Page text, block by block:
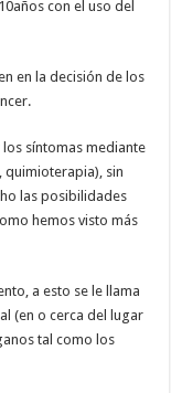
con el uso del
en la decisión de los
síntomas mediante
quimioterapia), sin
las posibilidades
hemos visto más
a esto se le llama
(en o cerca del lugar
tal como los